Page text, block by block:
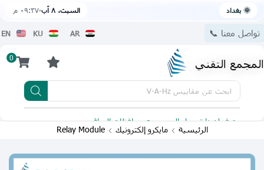
🌞 بغداد السبت، ٨ آب ٠٩:٣٧ م
تواصل معنا 📞 AR
KU
EN
المجمع التقني 0
ابحث عن مقاييس V-A-Hz
يتوفر لدينا توصيل الى جميع محافظات العراق
الرئيسية مايكرو إلكترونيك Relay Module